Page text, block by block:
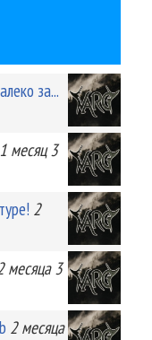
за...
1 месяц 3
2
месяца 3
2 месяца